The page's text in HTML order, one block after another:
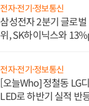
전자·전기·정보통신
삼성전자 2분기 글로
위, SK하이닉스와
전자·전기·정보통신
[오늘Who] 정철동 LG
LED로 하반기 실적 반